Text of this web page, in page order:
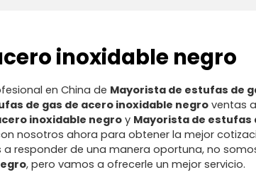
inoxidable negro
en China de Mayorista de estufas de
de gas de acero inoxidable negroventas
inoxidable negroy Mayorista de estufas
nosotros ahora para obtener la mejor
responder de una manera oportuna, no
, pero vamos a ofrecerle un mejor servicio.